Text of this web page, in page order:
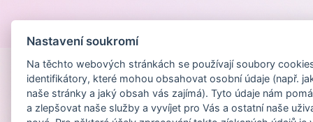
Nastavení soukromí
Na těchto webových stránkách se používají soubory
identifikátory, které mohou obsahovat osobní údaje (např.
naše stránky a jaký obsah vás zajímá). Tyto údaje nám
a zlepšovat naše služby a vyvíjet pro Vás a ostatní naše